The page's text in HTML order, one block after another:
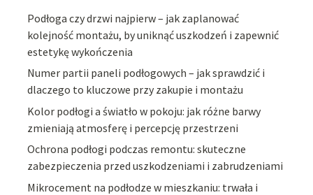
Podłoga czy drzwi najpierw – jak zaplanować
kolejność montażu, by uniknąć uszkodzeń i zapewnić
estetykę wykończenia
Numer partii paneli podłogowych – jak sprawdzić i
dlaczego to kluczowe przy zakupie i montażu
Kolor podłogi a światło w pokoju: jak różne barwy
zmieniają atmosferę i percepcję przestrzeni
Ochrona podłogi podczas remontu: skuteczne
zabezpieczenia przed uszkodzeniami i zabrudzeniami
Mikrocement na podłodze w mieszkaniu: trwała i